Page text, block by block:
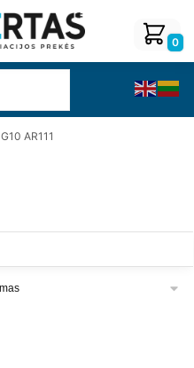
0
G10 AR111